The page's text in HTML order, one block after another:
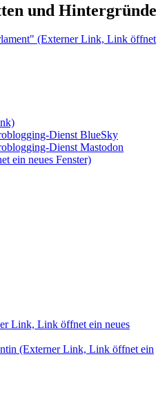
und Hintergründe
(Externer Link, Link öffnet
Dienst BlueSky
Dienst Mastodon
ein neues Fenster)
Link, Link öffnet ein neues
(Externer Link, Link öffnet ein